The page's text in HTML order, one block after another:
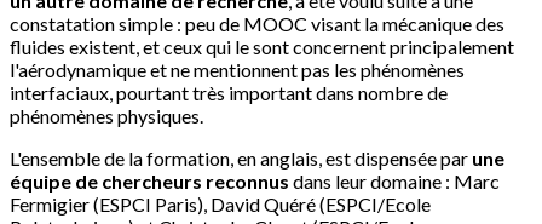
constatation simple : peu de MOOC visant la mécanique des
fluides existent, et ceux qui le sont concernent principalement
l'aérodynamique et ne mentionnent pas les phénomènes
interfaciaux, pourtant très important dans nombre de
phénomènes physiques.
L'ensemble de la formation, en anglais, est dispensée par une
équipe de chercheurs reconnus dans leur domaine : Marc
Fermigier (ESPCI Paris), David Quéré (ESPCI/Ecole